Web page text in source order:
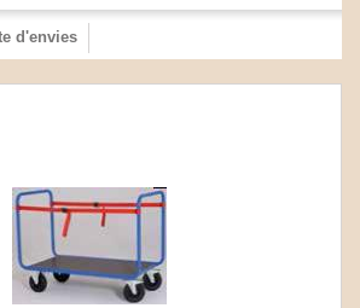
d'envies